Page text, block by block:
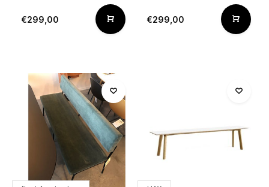
€299,00 €299,00